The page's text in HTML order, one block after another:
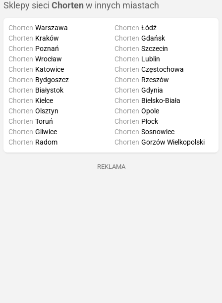
Sklepy sieci Chorten w innych miastach
Chorten Warszawa
Chorten Kraków
Chorten Poznań
Chorten Wrocław
Chorten Łódź
Chorten Gdańsk
Chorten Szczecin
Chorten Lublin
Chorten Katowice
Chorten Bydgoszcz
Chorten Białystok
Chorten Kielce
Chorten Częstochowa
Chorten Rzeszów
Chorten Gdynia
Chorten Bielsko-Biała
Chorten Olsztyn
Chorten Toruń
Chorten Gliwice
Chorten Radom
Chorten Opole
Chorten Płock
Chorten Sosnowiec
Chorten Gorzów Wielkopolski
REKLAMA